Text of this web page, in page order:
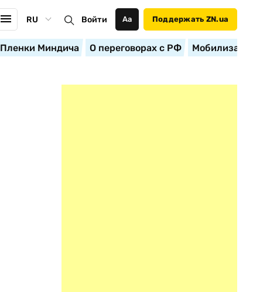
RU Войти Аа Поддержать ZN.ua
Пленки Миндича О переговорах с РФ